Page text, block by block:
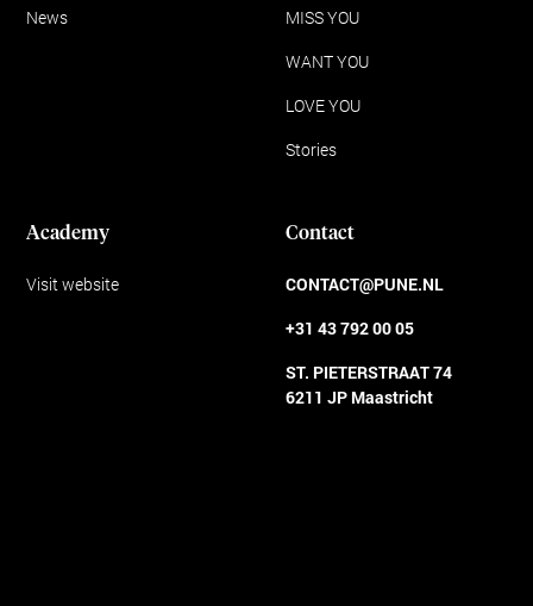
News
MISS YOU
WANT YOU
LOVE YOU
Stories
Academy
Visit website
Contact
CONTACT@PUNE.NL
+31 43 792 00 05
ST. PIETERSTRAAT 74
6211 JP Maastricht